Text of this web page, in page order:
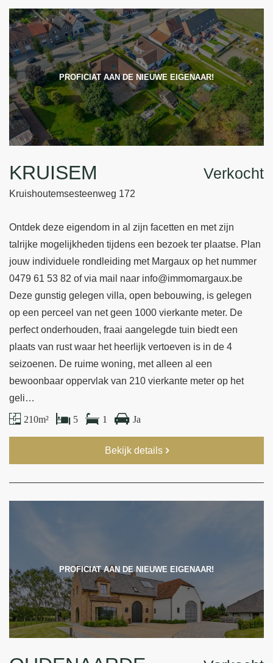
PROFICIAT AAN DE NIEUWE EIGENAAR!
KRUISEM
Kruishoutemsesteenweg 172
Verkocht
Ontdek deze eigendom in al zijn facetten en met zijn
talrijke mogelijkheden tijdens een bezoek ter plaatse. Plan
jouw individuele rondleiding met Margaux op het nummer
0479 61 53 82 of via mail naar info@immomargaux.be
Deze gunstig gelegen villa, open bebouwing, is gelegen
op een perceel van net geen 1000 vierkante meter. De
perfect onderhouden, fraai aangelegde tuin biedt een
plaats van rust waar het heerlijk vertoeven is in de 4
seizoenen. De ruime woning, met alleen al een
bewoonbaar oppervlak van 210 vierkante meter op het
geli…
210 m² 5 1 Ja
Bekijk details
PROFICIAT AAN DE NIEUWE EIGENAAR!